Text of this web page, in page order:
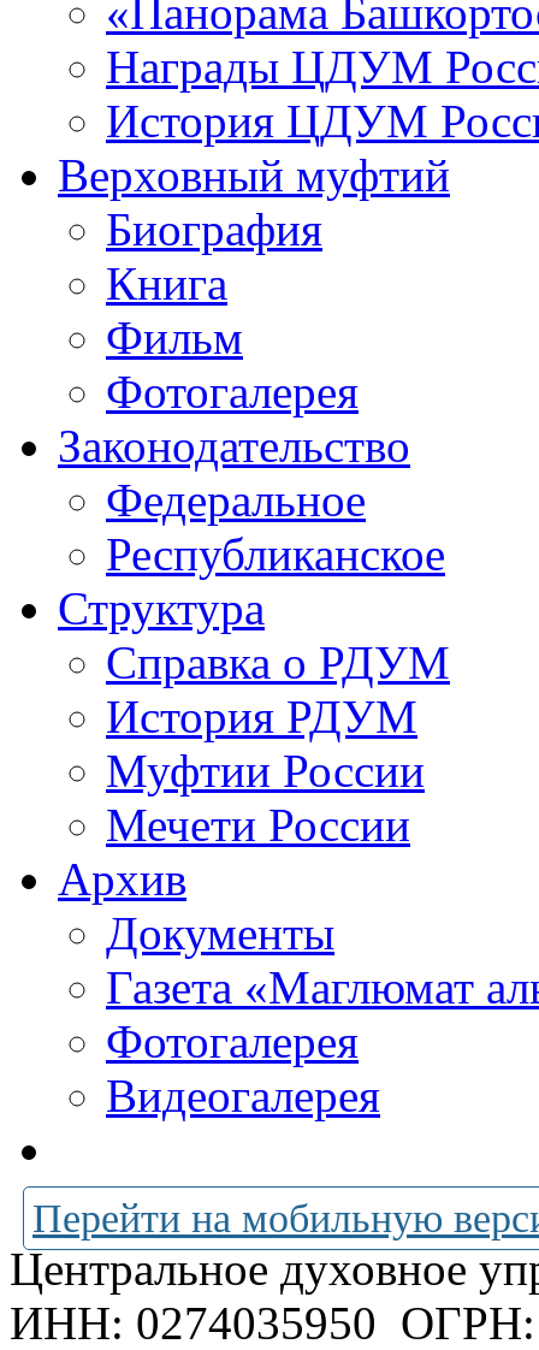
«Панорама
Награды ЦДУМ
История ЦДУМ
Верховный муфтий
Биография
Книга
Фильм
Фотогалерея
Законодательство
Федеральное
Республиканское
Структура
Справка о РДУМ
История РДУМ
Муфтии России
Мечети России
Архив
Документы
Газета «Маглюмат
Фотогалерея
Видеогалерея
Перейти на мобильную
Центральное духовное
ИНН: 0274035950 ОГРН: